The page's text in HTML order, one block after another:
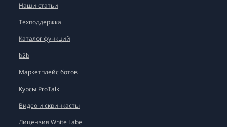
Наши статьи
Техподдержка
Каталог функций
b2b
Маркетплейс ботов
Курсы ProTalk
Видео и скринкасты
Лицензия White Label